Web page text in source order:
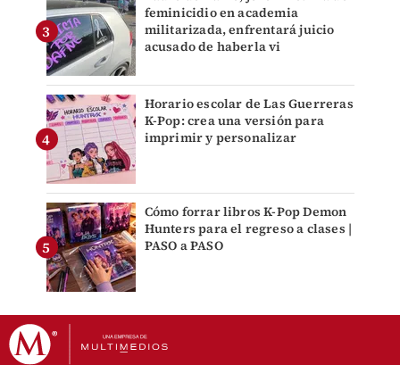
feminicidio en academia
militarizada, enfrentará juicio
acusado de haberla vi
Horario escolar de Las Guerreras
K-Pop: crea una versión para
imprimir y personalizar
Cómo forrar libros K-Pop Demon
Hunters para el regreso a clases |
PASO a PASO